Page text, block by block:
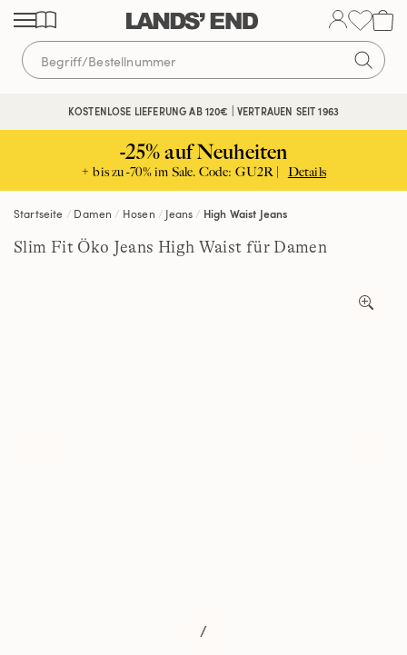
Direkt
zum
Inhalt
Direkt
zur
Navigation
Direkt
zur
Suche
KOSTENLOSE LIEFERUNG AB 120€ | VERTRAUEN SEIT 1963
-25% auf Neuheiten
+ bis zu -70% im Sale. Code: GU2R | Details
Startseite Damen Hosen Jeans High Waist Jeans
Slim Fit Öko Jeans High Waist für Damen
/